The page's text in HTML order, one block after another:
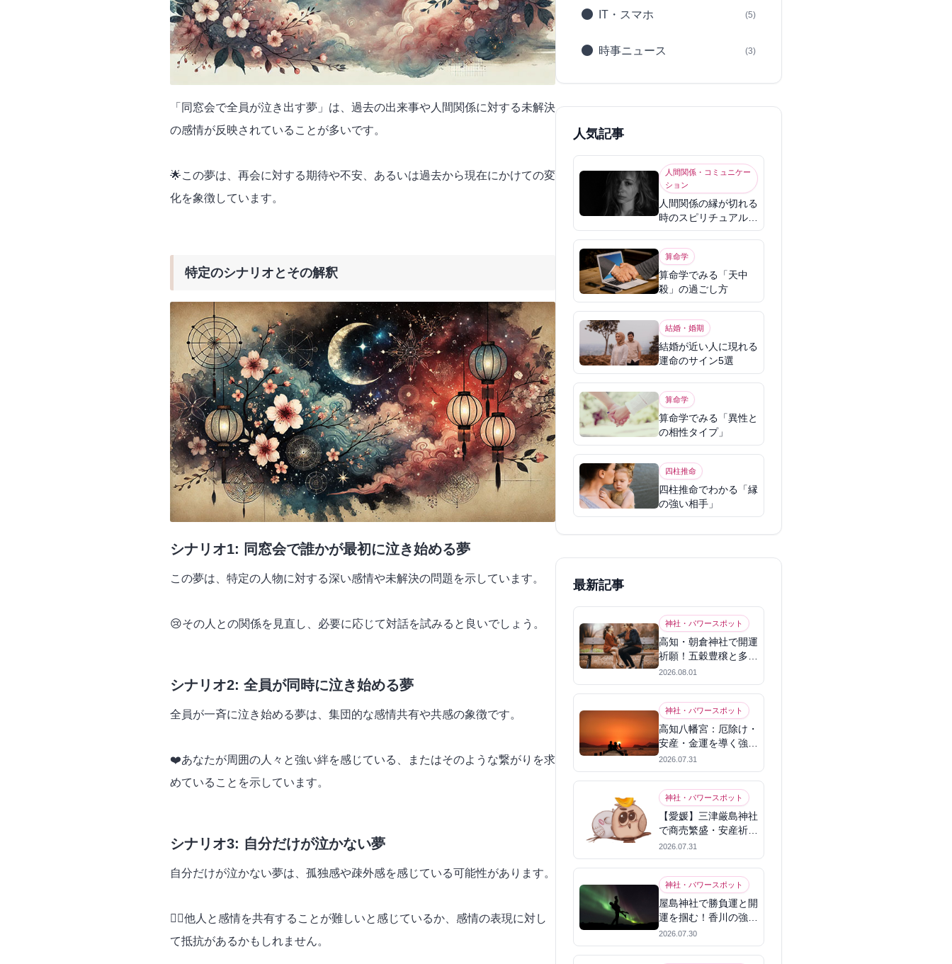
「同窓会で全員が泣き出す夢」は、過去の出来事や人間関係に対する未解決
の感情が反映されていることが多いです。
🌟この夢は、再会に対する期待や不安、あるいは過去から現在にかけての変
化を象徴しています。
特定のシナリオとその解釈
シナリオ1: 同窓会で誰かが最初に泣き始める夢
この夢は、特定の人物に対する深い感情や未解決の問題を示しています。
😢その人との関係を見直し、必要に応じて対話を試みると良いでしょう。
シナリオ2: 全員が同時に泣き始める夢
全員が一斉に泣き始める夢は、集団的な感情共有や共感の象徴です。
❤️あなたが周囲の人々と強い絆を感じている、またはそのような繋がりを求
めていることを示しています。
シナリオ3: 自分だけが泣かない夢
自分だけが泣かない夢は、孤独感や疎外感を感じている可能性があります。
🧍‍♂️他人と感情を共有することが難しいと感じているか、感情の表現に対し
て抵抗があるかもしれません。
IT・スマホ (5)
時事ニュース (3)
人気記事
人間関係・コミュニケー
ション
人間関係の縁が切れる
時のスピリチュアル意
味
算命学
算命学でみる「天中
殺」の過ごし方
結婚・婚期
結婚が近い人に現れる
運命のサイン5選
算命学
算命学でみる「異性と
の相性タイプ」
四柱推命
四柱推命でわかる「縁
の強い相手」
最新記事
神社・パワースポット
高知・朝倉神社で開運
祈願！五穀豊穣と多幸
を呼ぶパワースポット
2026.08.01
神社・パワースポット
高知八幡宮：厄除け・
安産・金運を導く強力
パワースポット
2026.07.31
神社・パワースポット
【愛媛】三津厳島神社
で商売繁盛・安産祈
願！宗像三女神のパワ
ーを授かる
2026.07.31
神社・パワースポット
屋島神社で勝負運と開
運を掴む！香川の強力
パワースポット
2026.07.30